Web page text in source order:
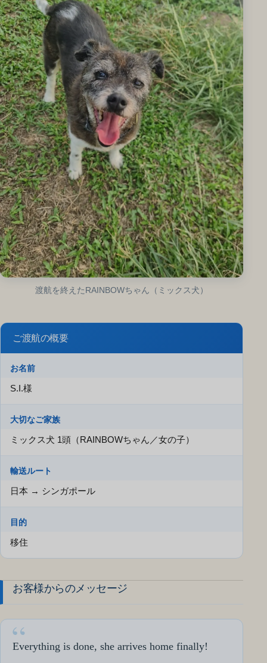
渡航を終えたRAINBOWちゃん（ミックス犬）
ご渡航の概要
お名前
S.I.様
大切なご家族
ミックス犬 1頭（RAINBOWちゃん／女の子）
輸送ルート
日本 → シンガポール
目的
移住
お客様からのメッセージ
Everything is done, she arrives home finally!